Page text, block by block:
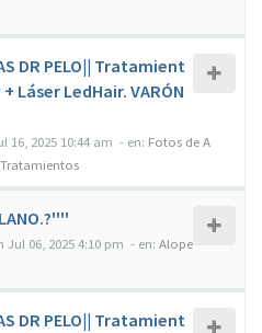
DR PELO|| Tratamient
Láser LedHair. VARÓN
16, 2025 10:44 am - en: Fotos de A
Jul 06, 2025 4:10 pm - en: Alope
DR PELO|| Tratamient